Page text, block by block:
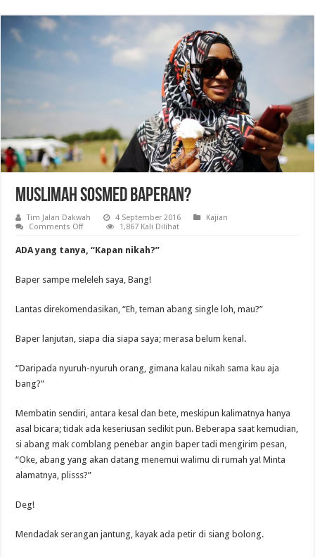
Muslimah SosMed Baperan?
Tim Jalan Dakwah 4 September 2016
Kajian
Comments Offon
Baperan?
1,867 Kali Dilihat
ADA yang tanya, “Kapan nikah?”
Baper sampe meleleh saya, Bang!
Lantas direkomendasikan, “Eh, teman abang single loh, mau?”
Baper lanjutan, siapa dia siapa saya; merasa belum kenal.
“Daripada nyuruh-nyuruh orang, gimana kalau nikah sama kau aja
bang?”
Membatin sendiri, antara kesal dan bete, meskipun kalimatnya hanya
asal bicara; tidak ada keseriusan sedikit pun. Beberapa saat kemudian,
si abang mak comblang penebar angin baper tadi mengirim pesan,
“Oke, abang yang akan datang menemui walimu di rumah ya! Minta
alamatnya, plisss?”
Deg!
Mendadak serangan jantung, kayak ada petir di siang bolong.